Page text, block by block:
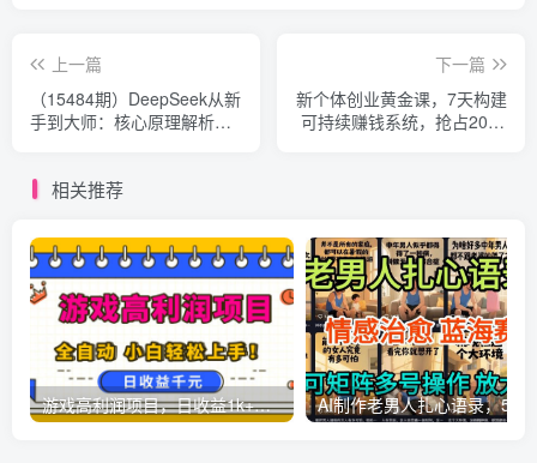
上一篇
（15484期）DeepSeek从新
手到大师：核心原理解析，8
下一篇
新个体创业黄金课，7天构建
可持续赚钱系统，抢占2025
相关推荐
游戏高利润项目，日收益1k+，全自动，无需值守，解放双手，小白轻松上手【揭秘】